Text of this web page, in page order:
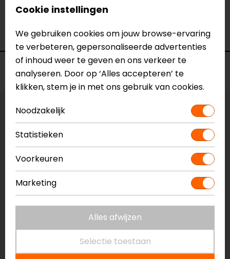
Model
180.2871
Kleur
Zilver
Voorraad
Kleur: Zilver
Vestiging Apeldoorn
Niet op voorraad
Vestiging Breda
Beperkte voorraad
Vestiging Eindhoven
Gemiddelde voorraad
Cookie instellingen
We gebruiken cookies om jouw browse-ervaring
te verbeteren, gepersonaliseerde advertenties
of inhoud weer te geven en ons verkeer te
analyseren. Door op ‘Alles accepteren’ te
klikken, stem je in met ons gebruik van cookies.
Noodzakelijk
Statistieken
Voorkeuren
Marketing
Alles afwijzen
Selectie toestaan